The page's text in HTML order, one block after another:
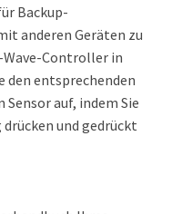
Backup-
anderen Geräten zu
Wave-Controller in
den entsprechenden
Sensor auf, indem Sie
drücken und gedrückt